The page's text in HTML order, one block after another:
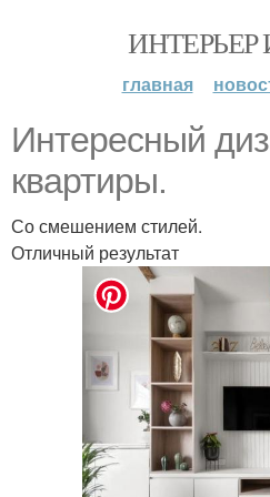
ИНТЕРЬЕР
главная
Интересный
квартиры.
Со смешением стилей.
Отличный результат